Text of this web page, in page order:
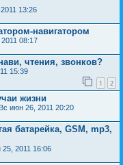
13:26
навигатором
08:17
чтения, звонков?
15:39
1 2
жизни
Вс июн 26, 2011 20:20
батарейка, GSM, mp3,
2011 16:06